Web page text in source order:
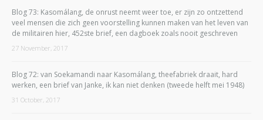
Blog 73: Kasomálang, de onrust neemt weer toe, er zijn zo ontzettend
veel mensen die zich geen voorstelling kunnen maken van het leven van
de militairen hier, 452ste brief, een dagboek zoals nooit geschreven
27 November, 2017
Blog 72: van Soekamandi naar Kasomálang, theefabriek draait, hard
werken, een brief van Janke, ik kan niet denken (tweede helft mei 1948)
31 October, 2017